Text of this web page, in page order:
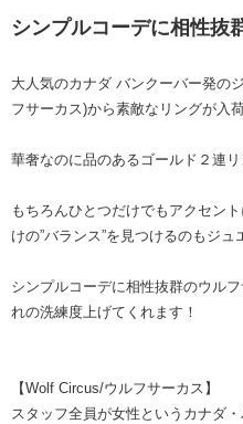
シンプルコーデに相性抜
大人気のカナダ バンクーバー発の
フサーカス)から素敵なリングが入
華奢なのに品のあるゴールド２連リ
もちろんひとつだけでもアクセン
けの”バランス”を見つけるのもジュ
シンプルコーデに相性抜群のウル
れの洗練度上げてくれます！
【Wolf Circus/ウルフサーカス】
スタッフ全員が女性というカナダ